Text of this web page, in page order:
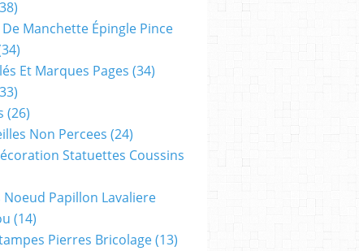
Manchette Épingle Pince
Et Marques Pages (34)
(26)
Non Percees (24)
Statuettes Coussins
Noeud Papillon Lavaliere
(14)
Pierres Bricolage(13)